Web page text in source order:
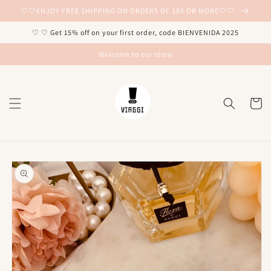
directamente
al contenido
🤍🤍ENJOY FREE SHIPPING ON ORDERS OF $85 OR MORE🤍🤍
♡ ♡ Get 15% off on your first order, code BIENVENIDA 2025
Welcome to our store
Carrito
directamente
a la
información
del producto